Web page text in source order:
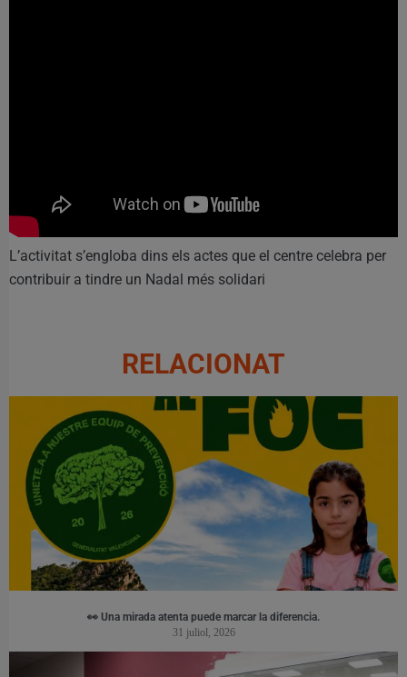
L’activitat s’engloba dins els actes que el centre celebra per
contribuir a tindre un Nadal més solidari
RELACIONAT
👀 Una mirada atenta puede marcar la diferencia.
31 juliol, 2026